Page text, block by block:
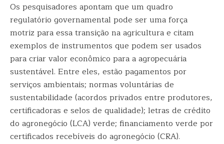
Os pesquisadores apontam que um quadro
regulatório governamental pode ser uma força
motriz para essa transição na agricultura e citam
exemplos de instrumentos que podem ser usados
para criar valor econômico para a agropecuária
sustentável. Entre eles, estão pagamentos por
serviços ambientais; normas voluntárias de
sustentabilidade (acordos privados entre produtores,
certificadoras e selos de qualidade); letras de crédito
do agronegócio (LCA) verde; financiamento verde por
certificados recebíveis do agronegócio (CRA).